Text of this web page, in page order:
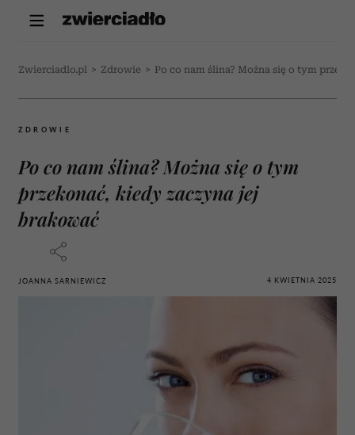
Zwierciadlo.pl > Zdrowie > Po co nam ślina? Można się o tym
ZDROWIE
Po co nam ślina? Można się o tym
przekonać, kiedy zaczyna jej
brakować
JOANNA SARNIEWICZ 4 KWIETNIA 2025